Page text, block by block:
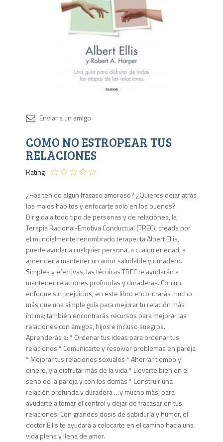
COMO NO ESTROPEAR TUS
RELACIONES
Rating
¿Has tenido algún fracaso amoroso? ¿Quieres dejar atrás
los malos hábitos y enfocarte solo en los buenos?
Dirigida a todo tipo de personas y de relaciónes, la
Terapia Racional-Emotiva Conductual (TREC), creada por
el mundialmente renombrado terapeuta Albert Ellis,
puede ayudar a cualquier persona, a cualquier edad, a
aprender a mantener un amor saludable y duradero.
Simples y efectivas, las técnicas TREC te ayudarán a
mantener relaciones profundas y duraderas. Con un
enfoque sin prejuicios, en este libro encontrarás mucho
más que una simple guía para mejorar tu relación más
íntima; también encontrarás recursos para mejorar las
relaciones con amigos, hijos e incluso suegros.
Aprenderás a: * Ordenar tus ideas para ordenar tus
relaciones * Comunicarte y resolver problemas en pareja
* Mejorar tus relaciones sexuales * Ahorrar tiempo y
dinero, y a disfrutar más de la vida * Llevarte bien en el
seno de la pareja y con los demás * Construir una
relación profunda y duradera …y mucho más, para
ayudarte a tomar el control y dejar de fracasar en tus
relaciones. Con grandes dosis de sabiduría y humor, el
doctor Ellis te ayudará a colocarte en el camino hacia una
vida plena y llena de amor.